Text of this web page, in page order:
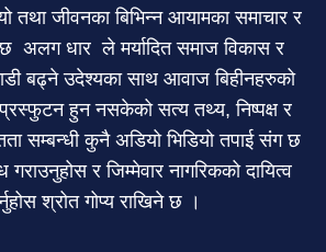
तथा जीवनका बिभिन्न आयामका समाचार र
अलग धार ले मर्यादित समाज विकास र
बढ्ने उदेश्यका साथ आवाज बिहीनहरुको
हुन नसकेको सत्य तथ्य, निष्पक्ष र
सम्बन्धी कुनै अडियो भिडियो तपाई संग छ
गराउनुहोस र जिम्मेवार नागरिकको दायित्व
श्रोत गोप्य राखिने छ ।